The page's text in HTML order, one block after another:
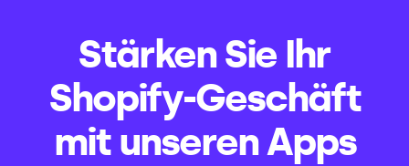
Stärken Sie Ihr
Shopify-Geschäft
mit unseren Apps